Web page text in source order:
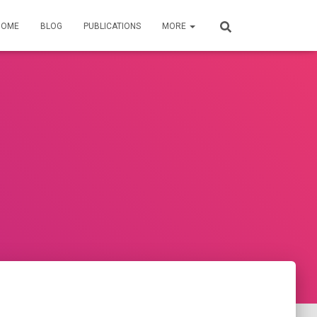
BLOG PUBLICATIONS MORE